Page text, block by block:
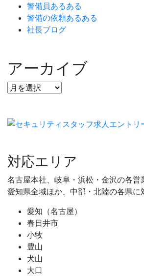
警備員あるある
警備の依頼あるある
社長ブログ
アーカイブ
対応エリア
名古屋本社、岐阜・浜松・金沢の各営
愛知県全域ほか、中部・北陸の各県に
愛知（名古屋）
春日井市
小牧
豊山
犬山
大口